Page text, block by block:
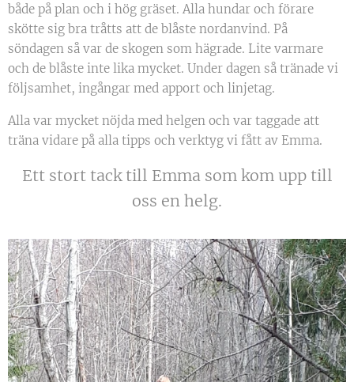
både på plan och i hög gräset. Alla hundar och förare
skötte sig bra tråtts att de blåste nordanvind. På
söndagen så var de skogen som hägrade. Lite varmare
och de blåste inte lika mycket. Under dagen så tränade vi
följsamhet, ingångar med apport och linjetag.
Alla var mycket nöjda med helgen och var taggade att
träna vidare på alla tipps och verktyg vi fått av Emma.
Ett stort tack till Emma som kom upp till
oss en helg.